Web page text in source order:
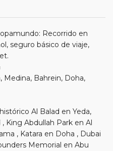
Recorrido en
seguro básico de viaje,
Medina, Bahrein, Doha,
Al Balad en Yeda,
King Abdullah Park en Al
, Katara en Doha , Dubai
Memorial en Abu